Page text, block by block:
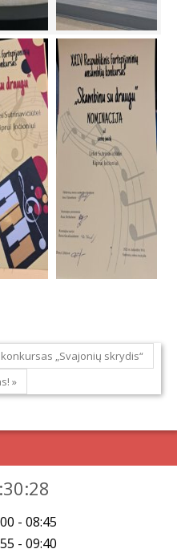
„Svajonių skrydis“
»
- 08:45
- 09:40